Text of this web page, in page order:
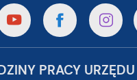
PRACY URZĘDU